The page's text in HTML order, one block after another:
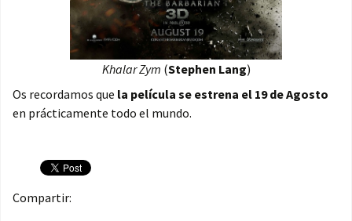
Khalar Zym (Stephen Lang)
Os recordamos que la película se estrena el 19 de Agosto
en prácticamente todo el mundo.
Compartir: